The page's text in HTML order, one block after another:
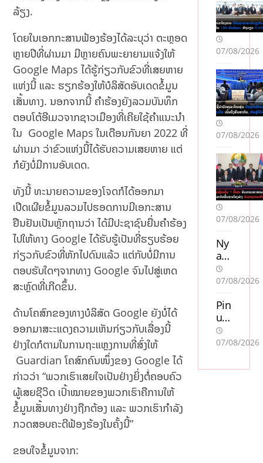
ລ້ຽງ.
ໂດຍໃນເອກກະສານຟ້ອງຮ້ອງໄດ້ລະບຸວ່າ ຕະຫຼອດ
ຫຼາຍປີທີ່ຜ່ານມາ ມີຫຼາຍຄົນພະຍາຍາມແຈ້ງໃຫ້
Google Maps ໄດ້ຮູ້ກ່ຽວກັບຂົວທີ່ເສຍຫາຍ
ແຫ່ງນີ້ ແລະ ຮຽກຮ້ອງໃຫ້ບໍລິສັດອັບເດດຂໍ້ມູນ
ເສັ້ນທາງ. ນອກຈາກນີ້ ຄຳຮ້ອງຍັງລວມບັນທຶກ
ຕອບໂຕ້ອີເມວຈາກຊາວເມືອງທີ່ເຄີຍໃຊ້ຄຳແນະນຳ
ໃນ Google Maps ໃນເດືອນກັນຍາ 2022 ທີ່
ຜ່ານມາ ວ່າຂົວແຫ່ງນີ້ໄດ້ຮັບຄວາມເສຍຫາຍ ແຕ່
ກໍຍັງບໍ່ມີການອັບເດດ.
ທັງນີ້ ທະນາຍຄວາມຂອງໂຈດກໍໄດ້ອອກມາ
ເປີດເຜີຍຂໍ້ມູນລວມໄປຮອດການມີເອກະສານ
ຢືນຢັນເປັນຫຼັກຖານວ່າ ໄດ້ມີປະຊາຊົນຍື່ນຄຳຮ້ອງ
ໄປໃຫ້ທາງ Google ໄດ້ຮັບຮູ້ເປັນທີ່ຮຽບຮ້ອຍ
ກ່ຽວກັບຂົວທີ່ຫັກໄປດົນແລ້ວ ແຕ່ກັບບໍ່ມີການ
ຕອບຮັບໃດໆຈາກທາງ Google ຈົນໄປສູ່ເຫດ
ສະຫຼົດທີ່ເກີດຂຶ້ນ.
ດ້ານໂຄສົກຂອງທາງບໍລິສັດ Google ຍັງບໍ່ໄດ້
ອອກມາສະະແດງຄວາມເຫັນກ່ຽວກັບເລື່ອງນີ້
ຢ່າງໃດກໍຕາມໃນການຖະແຫຼງການທີ່ສົ່ງໃຫ້
Guardian ໂຄສົກຄົນໜຶ່ງຂອງ Google ໄດ້
ກ່າວວ່າ “ພວກເຮົາເສຍໃຈເປັນຢ່າງຍິ່ງຕໍ່ຄອບຄົວ
ຜູ້ເສຍຊີວິດ ເປົ້າໝາຍຂອງພວກເຮົາຄືການໃຫ້
ຂໍ້ມູນເສັ້ນທາງຢ່າງຖືກຕ້ອງ ແລະ ພວກເຮົາກຳລັງ
ກວດສອບຄະດີຟ້ອງຮ້ອງໃນຄັ້ງນີ້”
ຂອບໃຈຂໍ້ມູນຈາກ:
07/08/2026
07/08/2026
07/08/2026
Ny
a
cas
ino
n
sve
ns
k
en
07/08/2026
Pin
up
Ca
sin
Oy
07/08/2026